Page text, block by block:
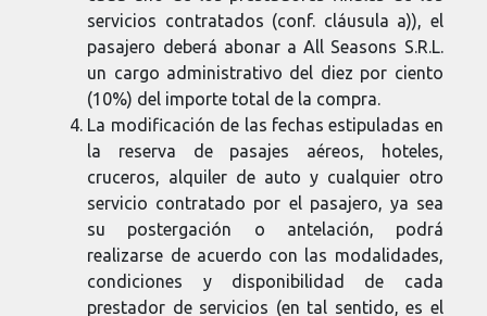
servicios contratados (conf. cláusula a)), el
pasajero deberá abonar a All Seasons S.R.L.
un cargo administrativo del diez por ciento
(10%) del importe total de la compra.
La modificación de las fechas estipuladas en
la reserva de pasajes aéreos, hoteles,
cruceros, alquiler de auto y cualquier otro
servicio contratado por el pasajero, ya sea
su postergación o antelación, podrá
realizarse de acuerdo con las modalidades,
condiciones y disponibilidad de cada
prestador de servicios (en tal sentido, es el